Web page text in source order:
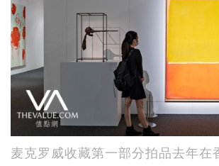
麦克罗威收藏第一部分拍品去年在